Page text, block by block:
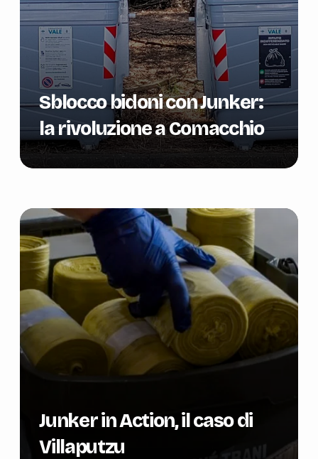
Sblocco bidoni con Junker:
la rivoluzione a Comacchio
Junker in Action, il caso di
Villaputzu